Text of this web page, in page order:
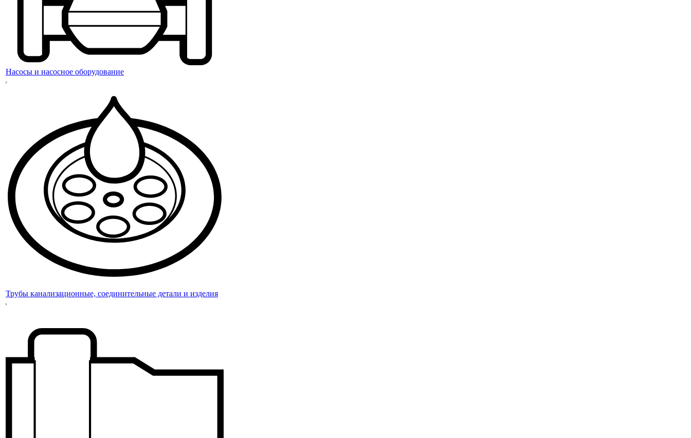
Насосы и насосное оборудование
Трубы канализационные, соединительные детали и изделия